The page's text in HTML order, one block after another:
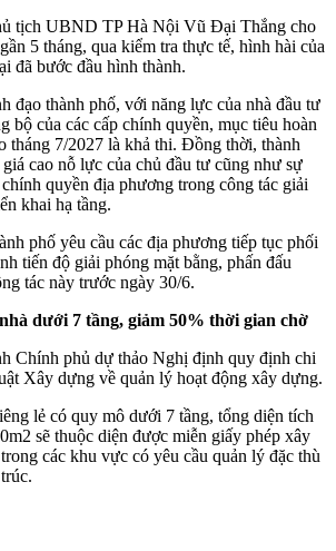
tịch UBND TP Hà Nội Vũ Đại Thắng cho
5 tháng, qua kiểm tra thực tế, hình hài của
đã bước đầu hình thành.
đạo thành phố, với năng lực của nhà đầu tư
bộ của các cấp chính quyền, mục tiêu hoàn
tháng 7/2027 là khả thi. Đồng thời, thành
cao nỗ lực của chủ đầu tư cũng như sự
quyền địa phương trong công tác giải
khai hạ tầng.
phố yêu cầu các địa phương tiếp tục phối
tiến độ giải phóng mặt bằng, phấn đấu
tác này trước ngày 30/6.
dưới 7 tầng, giảm 50% thời gian chờ
Chính phủ dự thảo Nghị định quy định chi
Xây dựng về quản lý hoạt động xây dựng.
lẻ có quy mô dưới 7 tầng, tổng diện tích
sẽ thuộc diện được miễn giấy phép xây
các khu vực có yêu cầu quản lý đặc thù